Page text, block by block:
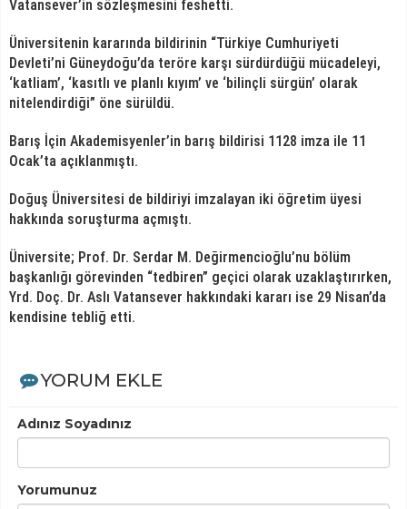
Vatansever’in sözleşmesini feshetti.
Üniversitenin kararında bildirinin “Türkiye Cumhuriyeti
Devleti’ni Güneydoğu’da teröre karşı sürdürdüğü mücadeleyi,
‘katliam’, ‘kasıtlı ve planlı kıyım’ ve ‘bilinçli sürgün’ olarak
nitelendirdiği” öne sürüldü.
Barış İçin Akademisyenler’in barış bildirisi 1128 imza ile 11
Ocak’ta açıklanmıştı.
Doğuş Üniversitesi de bildiriyi imzalayan iki öğretim üyesi
hakkında soruşturma açmıştı.
Üniversite; Prof. Dr. Serdar M. Değirmencioğlu’nu bölüm
başkanlığı görevinden “tedbiren” geçici olarak uzaklaştırırken,
Yrd. Doç. Dr. Aslı Vatansever hakkındaki kararı ise 29 Nisan’da
kendisine tebliğ etti.
YORUM EKLE
Adınız Soyadınız
Yorumunuz